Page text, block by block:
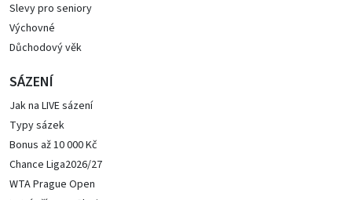
Slevy pro seniory
Výchovné
Důchodový věk
SÁZENÍ
Jak na LIVE sázení
Typy sázek
Bonus až 10 000 Kč
Chance Liga2026/27
WTA Prague Open